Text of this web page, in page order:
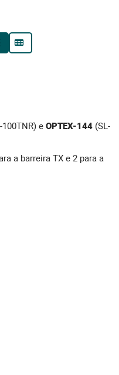
100TNR) e OPTEX-144 (SL-
a barreira TX e 2 para a